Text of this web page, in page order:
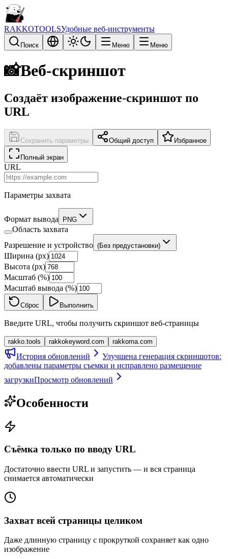
RAKKOTOOLSУдобные веб-инструменты
Поиск Меню Меню
📸Веб-скриншот
Создаёт изображение-скриншот по
URL
Сохранить параметры Общий доступ Избранное
Полный экран
URL
Параметры захвата
Формат вывода PNG
Область захвата
Разрешение и устройство (Без предустановки)
Ширина (px)
Высота (px)
Масштаб (%)
Масштаб вывода (%)
Сброс Выполнить
Введите URL, чтобы получить скриншот веб-страницы
rakko.tools rakkokeyword.com rakkoma.com
История обновлений
Улучшена генерация скриншотов:
добавлены параметры съемки и исправлено размещение
загрузкиПросмотр обновлений
Особенности
Съёмка только по вводу URL
Достаточно ввести URL и запустить — и вся страница
снимается автоматически
Захват всей страницы целиком
Даже длинную страницу с прокруткой сохраняет как одно
изображение